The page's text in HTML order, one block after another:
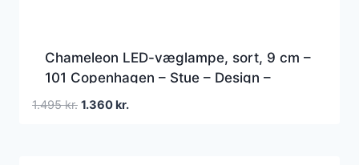
Chameleon LED-væglampe, sort, 9 cm –
101 Copenhagen – Stue – Design –
Aluminium – Med én lyskilde
1.495kr. Den
1.360kr.